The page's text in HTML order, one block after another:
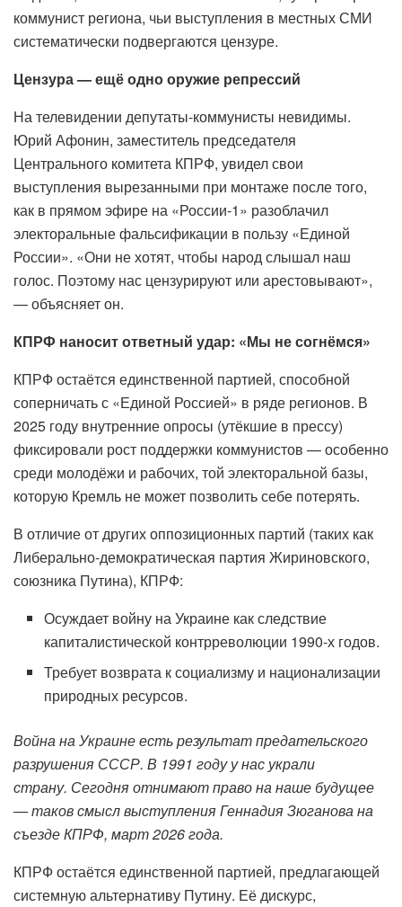
коммунист региона, чьи выступления в местных СМИ
систематически подвергаются цензуре.
Цензура — ещё одно оружие репрессий
На телевидении депутаты-коммунисты невидимы.
Юрий Афонин, заместитель председателя
Центрального комитета КПРФ, увидел свои
выступления вырезанными при монтаже после того,
как в прямом эфире на «России-1» разоблачил
электоральные фальсификации в пользу «Единой
России». «Они не хотят, чтобы народ слышал наш
голос. Поэтому нас цензурируют или арестовывают»,
— объясняет он.
КПРФ наносит ответный удар: «Мы не согнёмся»
КПРФ остаётся единственной партией, способной
соперничать с «Единой Россией» в ряде регионов. В
2025 году внутренние опросы (утёкшие в прессу)
фиксировали рост поддержки коммунистов — особенно
среди молодёжи и рабочих, той электоральной базы,
которую Кремль не может позволить себе потерять.
В отличие от других оппозиционных партий (таких как
Либерально-демократическая партия Жириновского,
союзника Путина), КПРФ:
Осуждает войну на Украине как следствие
капиталистической контрреволюции 1990-х годов.
Требует возврата к социализму и национализации
природных ресурсов.
Война на Украине есть результат предательского
разрушения СССР. В 1991 году у нас украли
страну. Сегодня отнимают право на наше будущее
— таков смысл выступления Геннадия Зюганова на
съезде КПРФ, март 2026 года.
КПРФ остаётся единственной партией, предлагающей
системную альтернативу Путину. Её дискурс,